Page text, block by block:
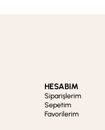
HESABIM
Siparişlerim
Sepetim
Favorilerim